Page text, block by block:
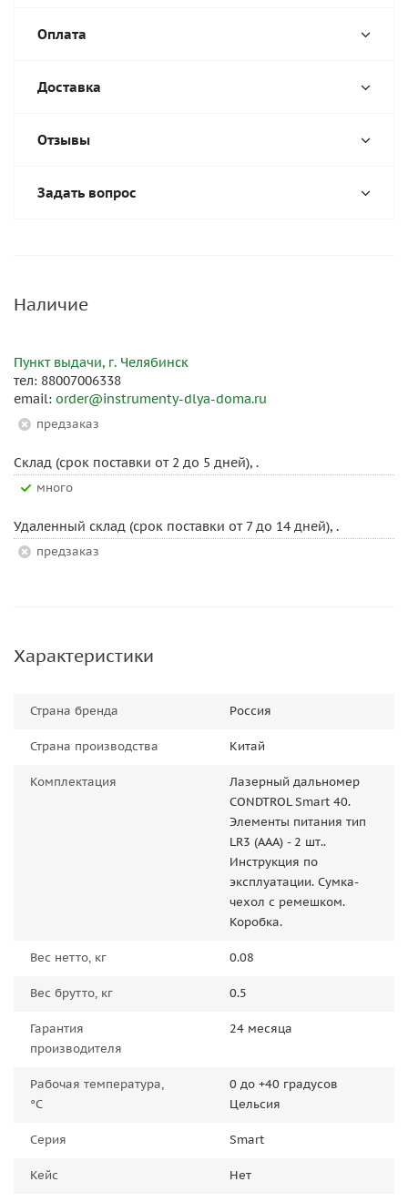
Оплата
Доставка
Отзывы
Задать вопрос
Наличие
Пункт выдачи, г. Челябинск
тел: 88007006338
email: order@instrumenty-dlya-doma.ru
Предзаказ
Склад (срок поставки от 2 до 5 дней), .
Много
Удаленный склад (срок поставки от 7 до 14 дней), .
Предзаказ
Характеристики
Страна бренда Россия
Страна производства Китай
Комплектация
Лазерный дальномер
CONDTROL Smart 40.
Элементы питания тип
LR3 (ААА) - 2 шт..
Инструкция по
эксплуатации. Сумка-
чехол с ремешком.
Коробка.
Вес нетто, кг 0.08
Вес брутто, кг 0.5
Гарантия
производителя
24 месяца
Рабочая температура,
°C
0 до +40 градусов
Цельсия
Серия Smart
Кейс Нет